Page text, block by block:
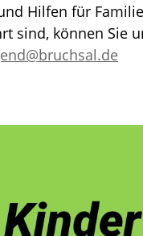
Hilfen für
sind, können Sie